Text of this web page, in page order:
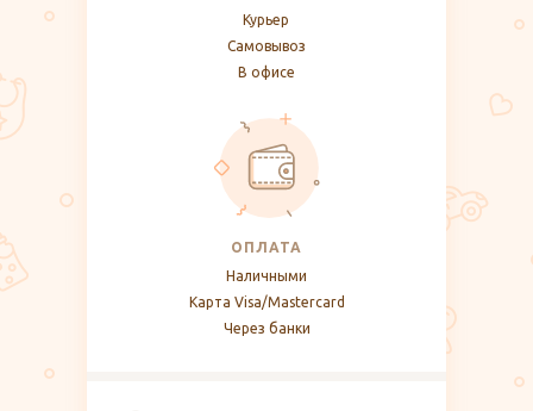
Курьер
Самовывоз
В офисе
ОПЛАТА
Наличными
Карта Visa/Mastercard
Через банки